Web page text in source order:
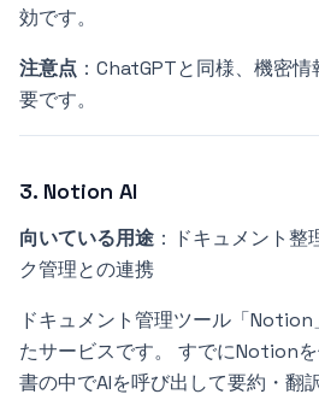
効です。
注意点 ：ChatGPTと同様、機密
要です。
3. Notion AI
向いている用途 ：ドキュメント
ク管理との連携
ドキュメント管理ツール「
たサービスです。 すでにNotion
書の中でAIを呼び出して要約・翻